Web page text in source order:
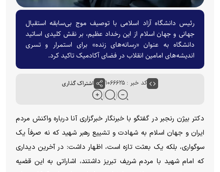
رئیس دانشگاه آزاد اسلامی با توصیف موج بی‌سابقه استقبال
جهانی و جهان اسلام از این رخداد عظیم، بر نقش کلیدی اساتید
دانشگاه به عنوان «رسانه‌های زنده» برای استمرار و تسری
اندیشه‌های امامین انقلاب در فضای آکادمیک تاکید کرد.
کد خبر : ۱۰۶۶۶۲۵ اشتراک گذاری
دکتر بیژن رنجبر در گفتگو با خبرنگار خبرگزاری آنا درباره واکنش مردم
ایران و جهان اسلام به شهادت و تشییع رهبر شهید که نه صرفاً یک
سوگواری، بلکه یک بعثت تازه است، اظهار داشت: در آخرین دیداری
که امام شهید با مردم شریف تبریز داشتند، اشاراتی به این قضیه